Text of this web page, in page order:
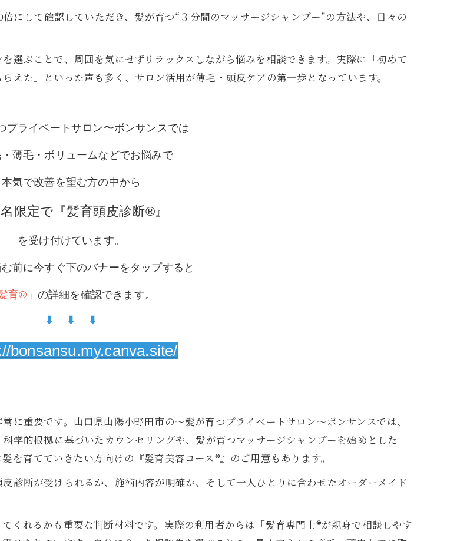
にして確認していただき、髪が育つ“３分間のマッサージシャンプー”の方法や、日々の
選ぶことで、周囲を気にせずリラックスしながら悩みを相談できます。実際に「初めて
えた」といった声も多く、サロン活用が薄毛・頭皮ケアの第一歩となっています。
プライベートサロン〜ボンサンスでは
薄毛・ボリュームなどでお悩みで
本気で改善を望む方の中から
限定で『髪育頭皮診断®︎』
を受け付けています。
前に今すぐ下のバナーをタップすると
育®︎」 の詳細を確認できます。
⬇︎ ⬇︎ ⬇︎
bonsansu.my.canva.site/
に重要です。山口県山陽小野田市の〜髪が育つプライベートサロン〜ボンサンスでは、
学的根拠に基づいたカウンセリングや、髪が育つマッサージシャンプーを始めとした
を育てていきたい方向けの『髪育美容コース®︎』のご用意もあります。
診断が受けられるか、施術内容が明確か、そして一人ひとりに合わせたオーダーメイド
くれるかも重要な判断材料です。実際の利用者からは「髪育専門士®︎が親身で相談しやす